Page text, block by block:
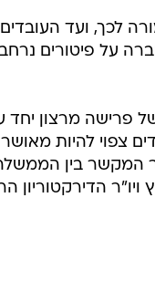
לא יפוטרו. בתמורה לכך, ועד העובדים
על פיטורים
פרישה מרצון יחד
צפוי להיות מאושר
המקשר בין
הדירקטוריון